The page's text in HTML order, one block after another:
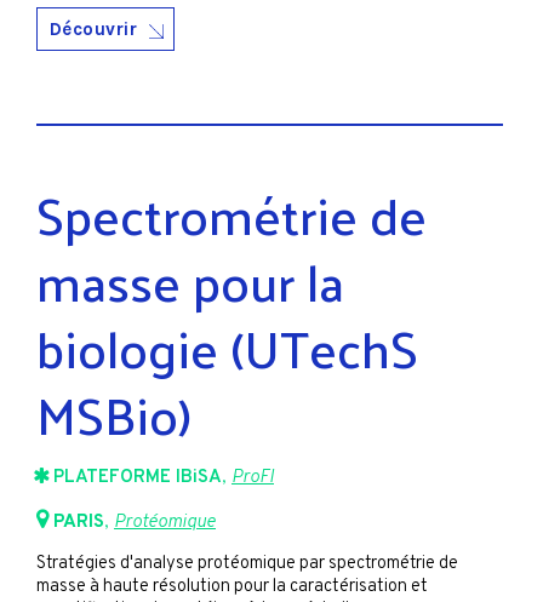
Découvrir
Spectrométrie de
masse pour la
biologie (UTechS
MSBio)
PLATEFORME IBiSA, ProFI
PARIS, Protéomique
Stratégies d'analyse protéomique par spectrométrie de
masse à haute résolution pour la caractérisation et